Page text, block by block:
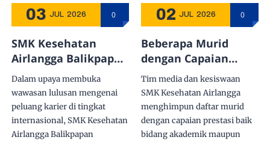
03 JUL 2026 0
SMK Kesehatan
Airlangga Balikpapan
Gelar Sosialisasi
Peluang Kerja di
Jepang Bersama PT
Thrive Plaza
Okinawa
Dalam upaya membuka
wawasan lulusan mengenai
peluang karier di tingkat
internasional, SMK Kesehatan
Airlangga Balikpapan
02 JUL 2026 0
Beberapa Murid
dengan Capaian
Prestasi Akademik
dan Non-akademik
Sepanjang Tahun
Ajaran 2025-2026
Tim media dan kesiswaan
SMK Kesehatan Airlangga
menghimpun daftar murid
dengan capaian prestasi baik
bidang akademik maupun